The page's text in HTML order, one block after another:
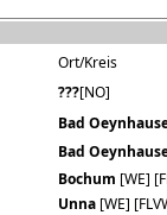
Ort/Kreis
???[NO]
Bad
Bad
Bochum [WE]
Unna [WE]